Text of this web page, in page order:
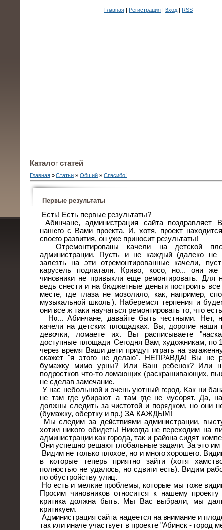
Главная | Регистрация | Вход | RSS
Каталог статей
Главная » Статьи » Общий » Спасибо!
Первые результаты
Есть! Есть первые результаты?
Абинчане, администрация сайта поздравляет
нашего с Вами проекта. И, хотя, проект
своего развития, он уже приносит результаты!
Отремонтированы качели на детской
администрации. Пусть и не каждый (далеко не
залезть на эти отремонтированные качели,
карусель подлатали. Криво, косо, но... они
чиновники не привыкли еще ремонтировать. Для
ведь снести и на бюджетные деньги построить
месте, где глаза не мозолило, как, например,
музыкальной школы). Наберемся терпения и
они все ж таки научаться ремонтировать то, что
Но... Абинчане, давайте быть честными. Нет,
качели на детских площадках. Вы, дорогие наши
девочки, ломаете их. Вы расписываете
доступные площади. Сегодня Вам, художникам, по
через время Ваши дети придут играть на
скажет "я этого не делаю". НЕПРАВДА! Вы не
бумажку мимо урны? Или Ваш ребенок? Или
подростков что-то ломающих (раскрашивающих,
не сделав замечание.
У нас небольшой и очень уютный город. Как ни
не там где убирают, а там где не мусорят. Да,
должны следить за чистотой и порядком, но они
(бумажку, обертку и пр.) ЗА КАЖДЫМ!
Мы следим за действиями администрации,
хотим никого обидеть! Никогда не переходим на
администрации как города, так и района сидят
Они успешно решают глобальные задачи. За это им
Видим не только плохое, но и много хорошего.
в которые теперь приятно зайти (хотя
полностью не удалось, но сдвиги есть). Видим
по обустройству улиц.
Но есть и мелкие проблемы, которые мы тоже
Просим чиновников относится к нашему
критика должна быть. Мы Вас выбрали, мы
критикуем.
Администрация сайта надеется на внимание и
так или иначе участвует в проекте "Абинск - город